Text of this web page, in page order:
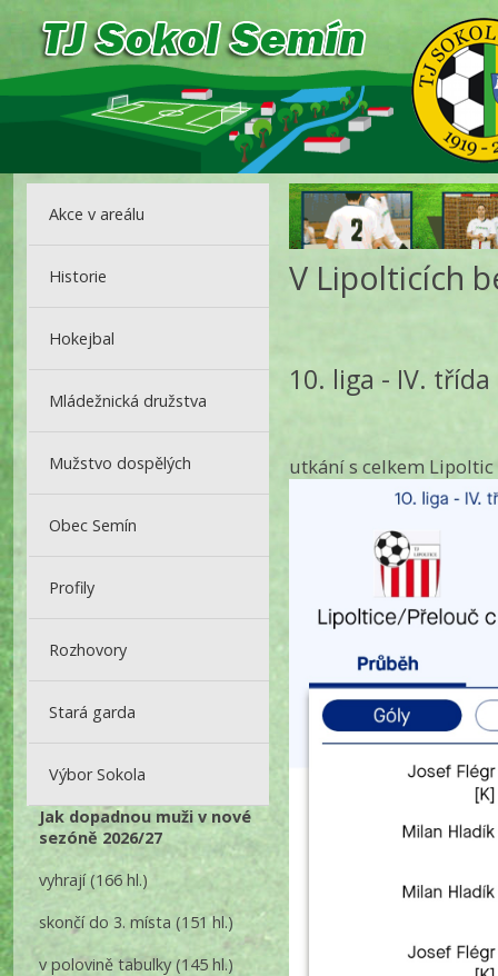
Akce v areálu
Historie
Hokejbal
Mládežnická družstva
Mužstvo dospělých
Obec Semín
Profily
Rozhovory
Stará garda
Výbor Sokola
Jak dopadnou muži v nové
sezóně 2026/27
vyhrají(166 hl.)
skončí do 3. místa (151 hl.)
v polovině tabulky(145 hl.)
V Lipolticích
10. liga - IV.
utkání s celkem Lipoltic